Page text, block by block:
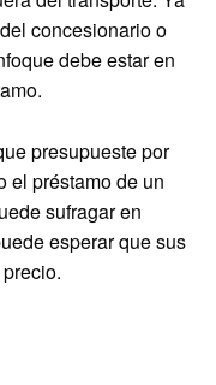
concesionario o
debe estar en
presupueste por
el préstamo de un
sufragar en
esperar que sus